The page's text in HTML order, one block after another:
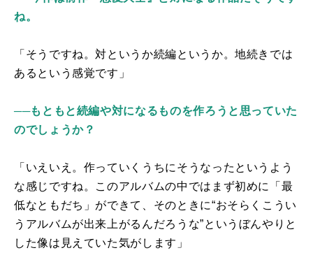
ね。
「そうですね。対というか続編というか。地続きでは
あるという感覚です」
──もともと続編や対になるものを作ろうと思っていた
のでしょうか？
「いえいえ。作っていくうちにそうなったというよう
な感じですね。このアルバムの中ではまず初めに「最
低なともだち」ができて、そのときに“おそらくこうい
うアルバムが出来上がるんだろうな”というぼんやりと
した像は見えていた気がします」